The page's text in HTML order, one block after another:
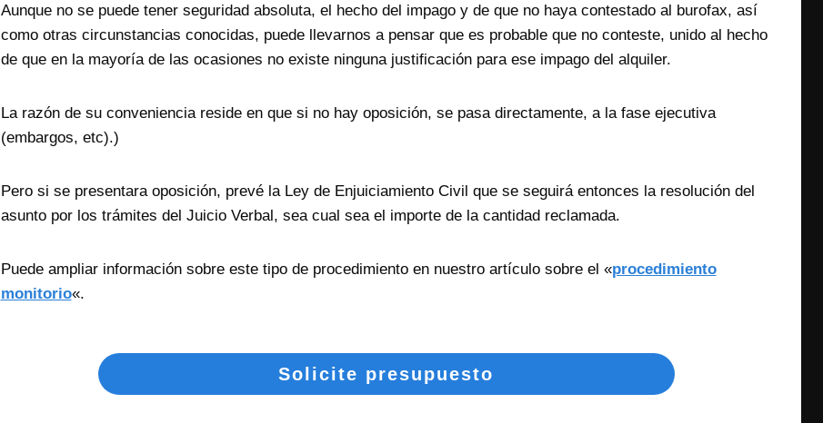
Aunque no se puede tener seguridad absoluta, el hecho del impago y de que no haya contestado al burofax, así
como otras circunstancias conocidas, puede llevarnos a pensar que es probable que no conteste, unido al hecho
de que en la mayoría de las ocasiones no existe ninguna justificación para ese impago del alquiler.
La razón de su conveniencia reside en que si no hay oposición, se pasa directamente, a la fase ejecutiva
(embargos, etc).)
Pero si se presentara oposición, prevé la Ley de Enjuiciamiento Civil que se seguirá entonces la resolución del
asunto por los trámites del Juicio Verbal, sea cual sea el importe de la cantidad reclamada.
Puede ampliar información sobre este tipo de procedimiento en nuestro artículo sobre el «procedimiento
monitorio«.
Solicite presupuesto